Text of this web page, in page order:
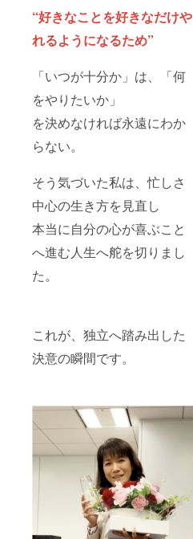
“好きなことを好きなだけや
れるようになるため”
「いつが十分か」は、「何
をやりたいか」
を決めなければ永遠にわか
らない。
そう気づいた私は、忙しさ
中心の生き方を見直し
本当に自分の心が喜ぶこと
へ進む人生へ舵を切りまし
た。
これが、独立へ踏み出した
決意の瞬間です。